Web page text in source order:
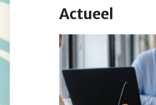
Actueel